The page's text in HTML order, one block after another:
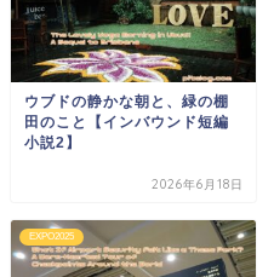
ウブドの静かな朝と、緑の棚
田のこと【インバウンド短編
小説2】
2026年6月18日
EXPO2025